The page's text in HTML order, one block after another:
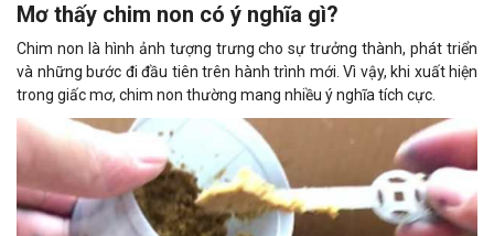
Mơ thấy chim non có ý nghĩa gì?
Chim non là hình ảnh tượng trưng cho sự trưởng thành, phát triển
và những bước đi đầu tiên trên hành trình mới. Vì vậy, khi xuất hiện
trong giấc mơ, chim non thường mang nhiều ý nghĩa tích cực.